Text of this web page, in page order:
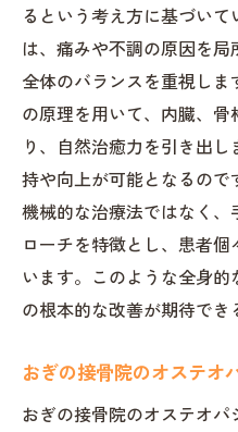
るという考え方に基づい
は、痛みや不調の原因を
全体のバランスを重視し
の原理を用いて、内臓、
り、自然治癒力を引き出
持や向上が可能となるの
機械的な治療法ではなく
ローチを特徴とし、患者
います。このような全身
の根本的な改善が期待でき
おぎの接骨院のオステオ
おぎの接骨院のオステオ